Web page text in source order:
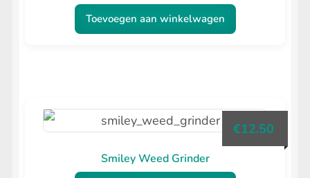
Toevoegen aan winkelwagen
Smiley Weed Grinder
€12.50